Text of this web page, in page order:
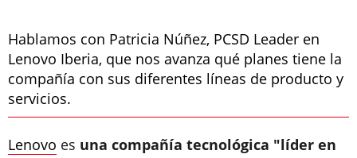
Hablamos con Patricia Núñez, PCSD Leader en
Lenovo Iberia, que nos avanza qué planes tiene la
compañía con sus diferentes líneas de producto y
servicios.
Lenovo es una compañía tecnológica "líder en